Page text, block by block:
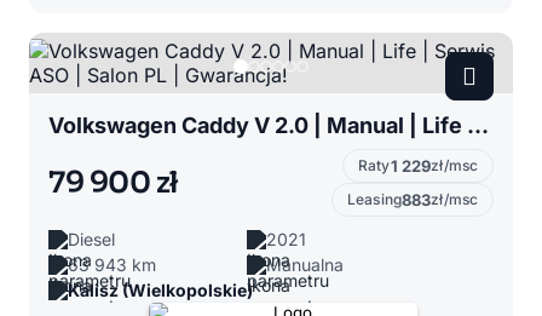
Volkswagen Caddy V 2.0 | Manual | Life | Serwis ASO | Salon PL | Gwarancja!
79 900 zł Raty1 229zł/msc
Leasing883zł/msc
Diesel
2021
63 943 km
Manualna
Kalisz (Wielkopolskie)